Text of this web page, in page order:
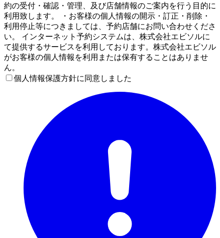
約の受付・確認・管理、及び店舗情報のご案内を行う目的に
利用致します。 ・お客様の個人情報の開示・訂正・削除・
利用停止等につきましては、予約店舗にお問い合わせくださ
い。 インターネット予約システムは、株式会社エビソルに
て提供するサービスを利用しております。株式会社エビソル
がお客様の個人情報を利用または保有することはありませ
ん。
個人情報保護方針に同意しました